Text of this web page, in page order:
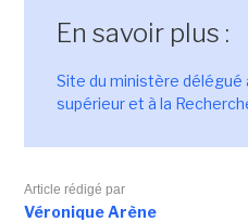
En savoir plus :
Site du ministère délégué
supérieur et à la
Article rédigé par
Véronique Arène